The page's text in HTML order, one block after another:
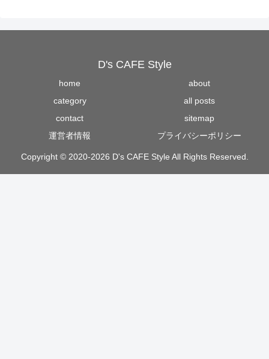
D's CAFE Style
home
about
category
all posts
contact
sitemap
運営者情報
プライバシーポリシー
Copyright © 2020-2026 D's CAFE Style All Rights Reserved.